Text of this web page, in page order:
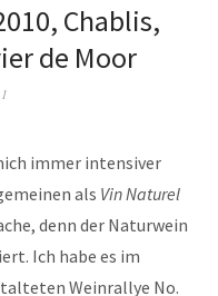
Chablis,
de Moor
immer intensiver
als Vin Naturel
denn der Naturwein
Ich habe es im
Weinrallye No.